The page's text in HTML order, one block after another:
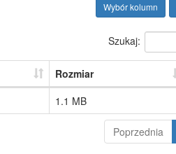
Wybór kolumn
Szukaj:
Rozmiar
1.1 MB
Poprzednia